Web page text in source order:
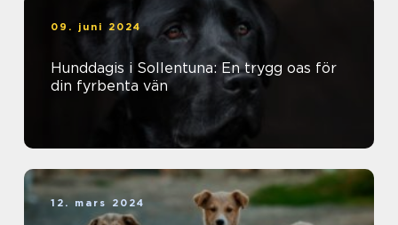
09. juni 2024
Hunddagis i Sollentuna: En trygg oas för
din fyrbenta vän
12. mars 2024